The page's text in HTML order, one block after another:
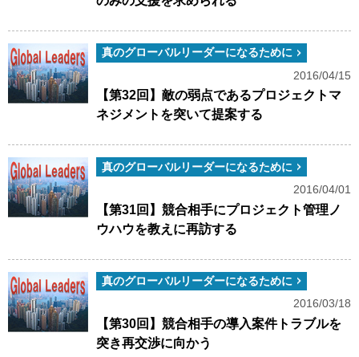
真のグローバルリーダーになるために
2016/04/15
【第32回】敵の弱点であるプロジェクトマ
ネジメントを突いて提案する
真のグローバルリーダーになるために
2016/04/01
【第31回】競合相手にプロジェクト管理ノ
ウハウを教えに再訪する
真のグローバルリーダーになるために
2016/03/18
【第30回】競合相手の導入案件トラブルを
突き再交渉に向かう